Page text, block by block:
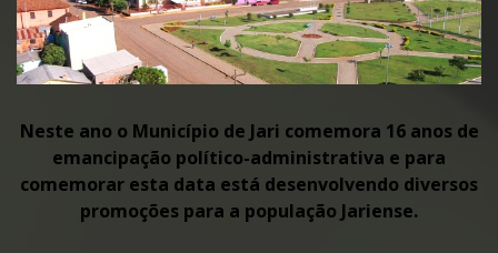
Neste ano o Município de Jari comemora 16 anos de
emancipação político-administrativa e para
comemorar esta data está desenvolvendo diversos
promoções para a população Jariense.